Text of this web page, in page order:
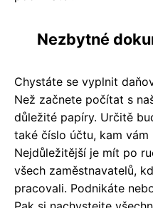
Nezbytné
Chystáte se vyplnit
Než začnete počítat s
důležité papíry. Určitě
také číslo účtu, kam
Nejdůležitější je mít po
všech zaměstnavatelů,
pracovali. Podnikáte